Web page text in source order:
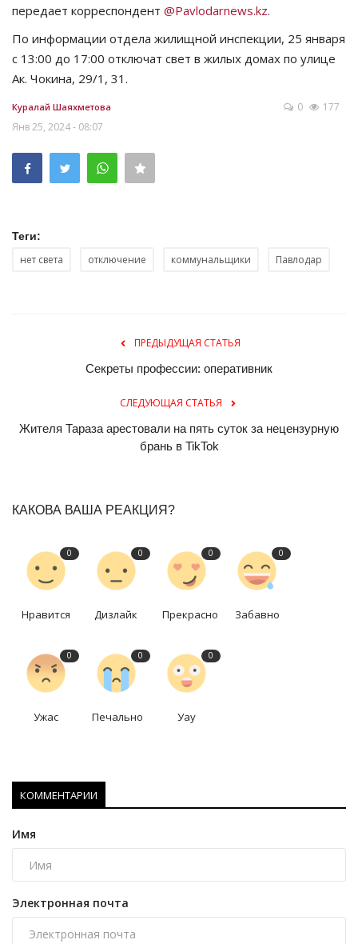
Курултай
Язык
передает корреспондент @Pavlodarnews.kz.
По информации отдела жилищной инспекции, 25 января
с 13:00 до 17:00 отключат свет в жилых домах по улице
Ак. Чокина, 29/1, 31.
Куралай Шаяхметова
Янв 25, 2024 - 08:07
0 177
Теги:
нет света отключение коммунальщики Павлодар
ПРЕДЫДУЩАЯ СТАТЬЯ
Секреты профессии: оперативник
СЛЕДУЮЩАЯ СТАТЬЯ
Жителя Тараза арестовали на пять суток за нецензурную
брань в TikTok
КАКОВА ВАША РЕАКЦИЯ?
0
Нравится
0
Дизлайк
0
Прекрасно
0
Забавно
0
Ужас
0
Печально
0
Уау
КОММЕНТАРИИ
Имя
Электронная почта